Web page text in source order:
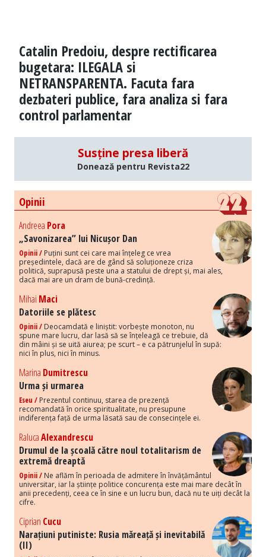
Catalin Predoiu, despre rectificarea
bugetara: ILEGALA si
NETRANSPARENTA. Facuta fara
dezbateri publice, fara analiza si fara
control parlamentar
Susține presa liberă
Donează pentru Revista22
Opinii
Andreea Pora
„Savonizarea” lui Nicușor Dan
Opinii / Puțini sunt cei care mai înțeleg ce vrea
președintele, dacă are de gând să soluționeze criza
politică, suprapusă peste una a statului de drept și, mai ales,
dacă mai are un dram de bună-credință.
Mihai Maci
Datoriile se plătesc
Opinii / Deocamdată e liniștit: vorbește monoton, nu
spune mare lucru, dar lasă să se înțeleagă ce trebuie, dă
din mâini și se uită aiurea; pe scurt – e ca pătrunjelul în supă:
nici în plus, nici în minus.
Marina Dumitrescu
Urma și urmarea
Eseu / Prezentul continuu, starea de prezență
recomandată în orice spiritualitate, nu presupune
indiferența față de urma lăsată sau de consecințele ei.
RalucaAlexandrescu
Drumul de la școală către noul totalitarism de
extremă dreaptă
Opinii / Ne aflăm în perioada de admitere în învățământul
universitar, iar la științe politice concurența este mai mare decât în
anii precedenți, ceea ce în sine e un lucru bun, dacă nu te uiți decât la
cifre.
Ciprian Cucu
Narațiuni putiniste: Rusia măreață și inevitabilă
(II)